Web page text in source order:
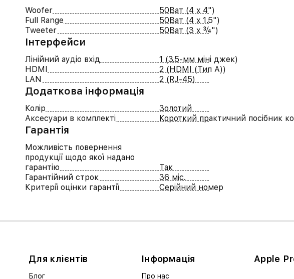
Woofer
50Ват (4 x 4")
Full Range
50Ват (4 x 1.5")
Tweeter
50Ват (3 x ¾")
Iнтерфейси
Лінійний аудіо вхід
1 (3.5-мм міні джек)
HDMI
2 (HDMI (Тип A))
LAN
2 (RJ-45)
Додаткова інформація
Колір
Золотий
Аксесуари в комплекті
Короткий практичний посібник
Гарантія
Можливість повернення
продукції щодо якої надано
гарантію
Так
Гарантійний строк
36 міс.
Критерії оцінки гарантії
Серійний номер
Для клієнтів
Блог
Інформація
Про нас
Apple